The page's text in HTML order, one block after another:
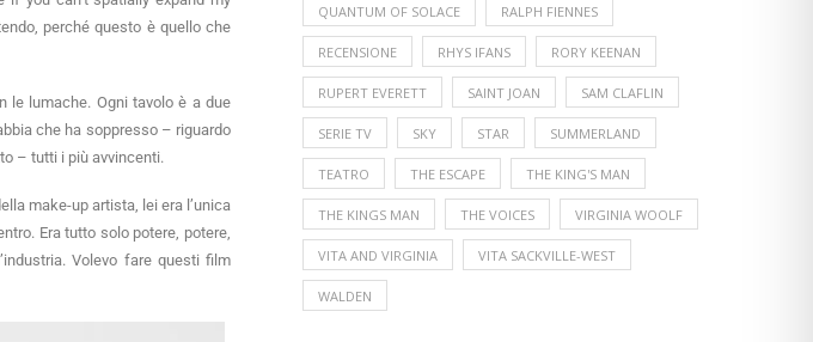
perché questo è quello che
le lumache. Ogni tavolo è a due
che ha soppresso – riguardo
– tutti i più avvincenti.
make-up artista, lei era l’unica
Era tutto solo potere, potere,
Volevo fare questi film
QUANTUM OF SOLACE RALPH FIENNES
RECENSIONE RHYS IFANS RORY KEENAN
RUPERT EVERETT SAINT JOAN SAM CLAFLIN
SERIE TV SKY STAR SUMMERLAND
TEATRO THE ESCAPE THE KING'S MAN
THE KINGS MAN THE VOICES VIRGINIA WOOLF
VITA AND VIRGINIA VITA SACKVILLE-WEST
WALDEN